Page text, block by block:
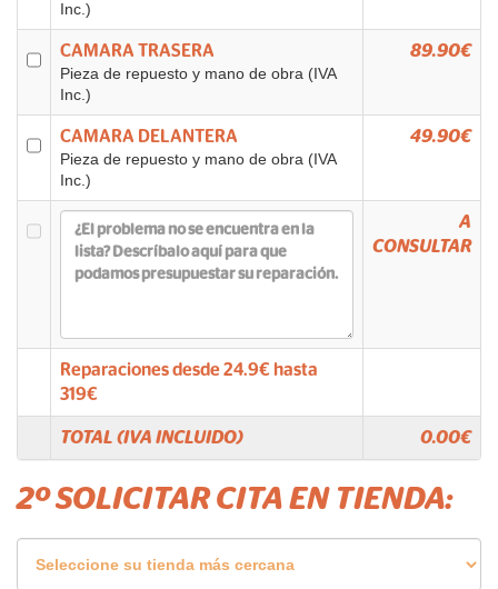
Inc.)
CAMARA TRASERA
Pieza de repuesto y mano de obra (IVA
Inc.)
89.90€
CAMARA DELANTERA
Pieza de repuesto y mano de obra (IVA
Inc.)
49.90€
A
CONSULTAR
Reparaciones desde24.9€ hasta
319€
TOTAL (IVA INCLUIDO) 0.00€
2º SOLICITAR CITA EN TIENDA: